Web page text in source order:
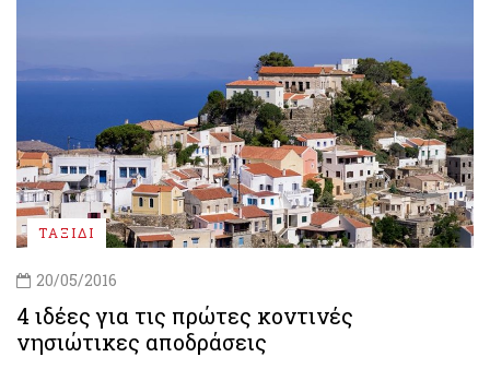
ΤΑΞΙΔΙ
20/05/2016
4 ιδέες για τις πρώτες κοντινές
νησιώτικες αποδράσεις